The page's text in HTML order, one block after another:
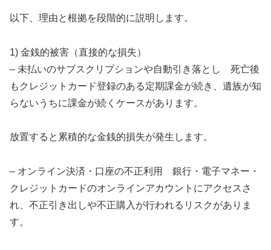
以下、理由と根拠を段階的に説明します。
1) 金銭的被害（直接的な損失）
– 未払いのサブスクリプションや自動引き落とし 死亡後
もクレジットカード登録のある定期課金が続き、遺族が知
らないうちに課金が続くケースがあります。
放置すると累積的な金銭的損失が発生します。
– オンライン決済・口座の不正利用 銀行・電子マネー・
クレジットカードのオンラインアカウントにアクセスさ
れ、不正引き出しや不正購入が行われるリスクがありま
す。